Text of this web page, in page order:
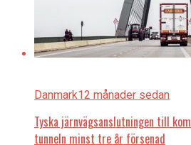
Danmark12 månader sedan
Tyska järnvägsanslutningen till
tunneln minst tre år försenad